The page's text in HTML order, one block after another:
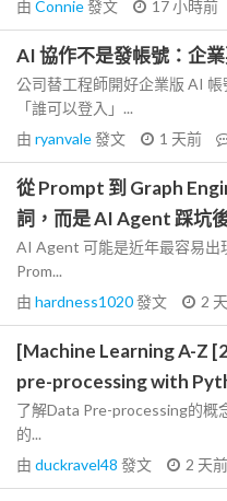
由 Connie發文 17 小時前
AI 協作不是發帳號：企
公司替工程師開好企業版 AI
「誰可以登入」...
由 ryanvale發文 1 天前
從 Prompt 到 Graph
詞，而是 AI Agent 踩坑
AI Agent 可能是近年最容易出
Prom...
由 hardness1020發文 2
[Machine Learning A-Z
pre-processing with
了解Data Pre-processing的概
的...
由 duckravel48 發文 2 天前